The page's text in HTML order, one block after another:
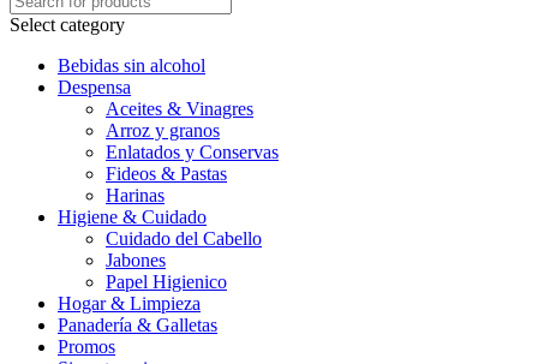
Select category
Bebidas sin alcohol
Despensa
Aceites & Vinagres
Arroz y granos
Enlatados y Conservas
Fideos & Pastas
Harinas
Higiene & Cuidado
Cuidado del Cabello
Jabones
Papel Higienico
Hogar & Limpieza
Panadería & Galletas
Promos